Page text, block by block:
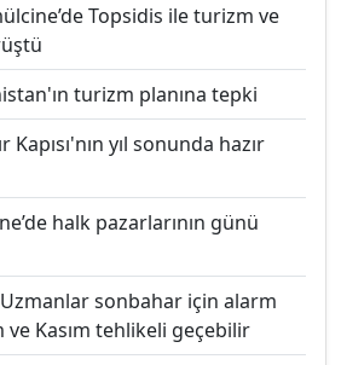
Topsidis ile turizm ve
turizm planına tepki
Kapısı'nın yıl sonunda hazır
halk pazarlarının günü
sonbahar için alarm
ve Kasım tehlikeli geçebilir